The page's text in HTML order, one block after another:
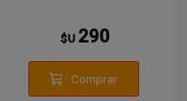
$U 290
Comprar